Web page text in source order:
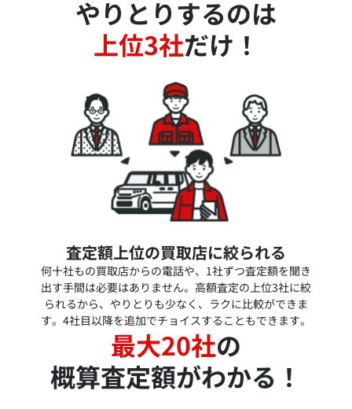
やりとりするのは
上位3社だけ！
査定額上位の買取店に絞られる
何十社もの買取店からの電話や、1社ずつ査定額を聞き
出す手間は必要はありません。高額査定の上位3社に絞
られるから、やりとりも少なく、ラクに比較ができま
す。4社目以降を追加でチョイスすることもできます。
最大20社の
概算査定額がわかる！